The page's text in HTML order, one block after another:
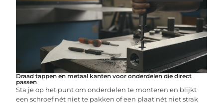
Draad tappen en metaal kanten voor onderdelen die direct
passen
Sta je op het punt om onderdelen te monteren en blijkt
een schroef nét niet te pakken of een plaat nét niet strak